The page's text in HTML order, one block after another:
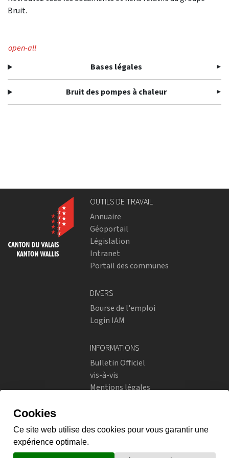
Bruit.
open-all
Bases légales
Bruit des pompes à chaleur
OUTILS DE TRAVAIL
Annuaire
Géoportail
Législation
Intranet
Portail des communes
DIVERS
Bourse de l'emploi
Login IAM
INFORMATIONS
Bulletin Officiel
vis-à-vis
Mentions légales
Instagram